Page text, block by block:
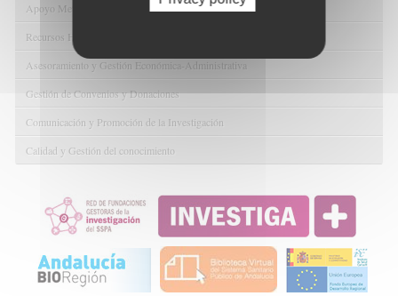
Apoyo Metodológico y/o Estadístico
Recursos Humanos
Asesoramiento y Gestión Económica-Administrativa
Gestión de Convenios y Donaciones
Comunicación y Promoción de la Investigación
Calidad y Gestión del conocimiento